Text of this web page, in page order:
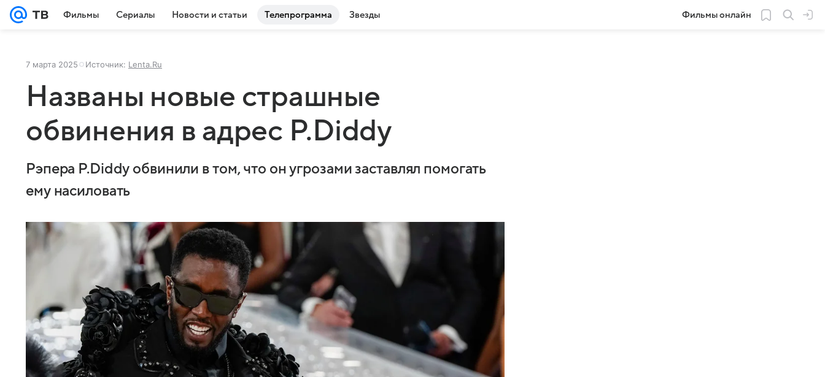
Фильмы Сериалы Новости и статьи Телепрограмма Звезды Фильмы онлайн
7 марта 2025 Источник: Lenta.Ru
Названы новые страшные
обвинения в адрес P.Diddy
Рэпера P.Diddy обвинили в том, что он угрозами заставлял помогать
ему насиловать